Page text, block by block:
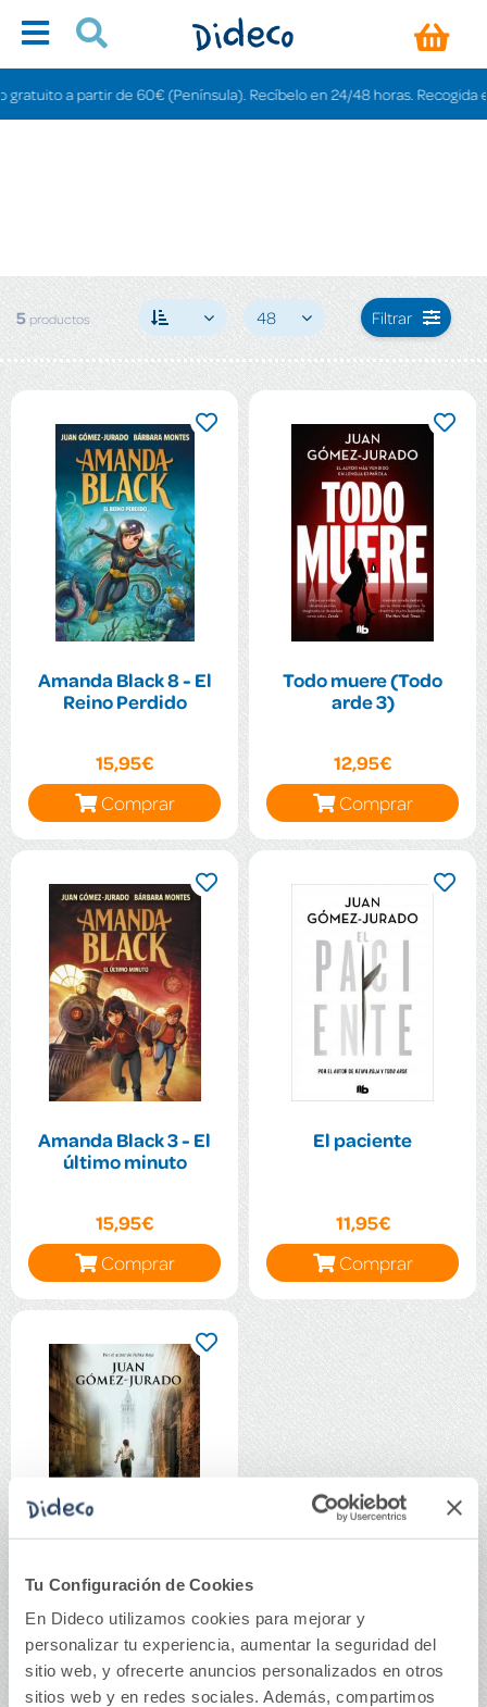
Tu Configuración de Cookies
En Dideco utilizamos cookies para mejorar y
personalizar tu experiencia, aumentar la seguridad del
sitio web, y ofrecerte anuncios personalizados en otros
sitios web y en redes sociales. Además, compartimos
a partir de 60€ (Península). Recíbelo en 24/48 horas. Recogida en
5productos 48 Filtrar
Amanda Black 8 - El
Reino Perdido
15,95€
Comprar
Todo muere (Todo
arde 3)
12,95€
Comprar
Amanda Black 3 - El
último minuto
15,95€
Comprar
El paciente
11,95€
Comprar
La leyenda del ladrón
12,95€